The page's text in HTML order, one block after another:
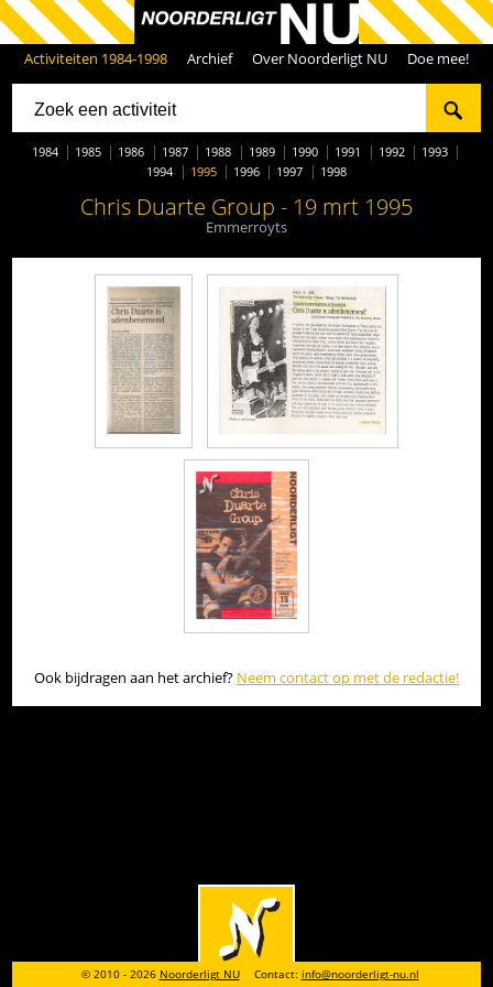
Activiteiten 1984-1998 Archief Over Noorderligt NU Doe mee!
1984 1985 1986 1987 1988 1989 1990 1991 1992
1993
1994
1995 1996 1997 1998
Chris Duarte Group - 19 mrt 1995
Emmerroyts
Ook bijdragen aan het archief? Neem contact op met de redactie!
© 2010 - 2026 Noorderligt NU Contact: info@noorderligt-nu.nl